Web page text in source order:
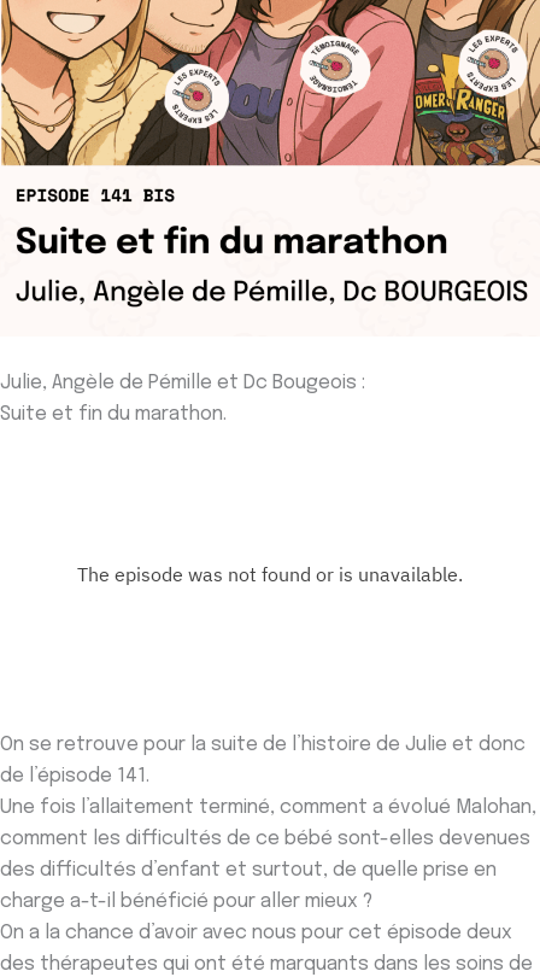
Julie, Angèle de Pémille et Dc Bougeois :
Suite et fin du marathon.
On se retrouve pour la suite de l’histoire de Julie et donc
de l’épisode 141.
Une fois l’allaitement terminé, comment a évolué Malohan,
comment les difficultés de ce bébé sont-elles devenues
des difficultés d’enfant et surtout, de quelle prise en
charge a-t-il bénéficié pour aller mieux ?
On a la chance d’avoir avec nous pour cet épisode deux
des thérapeutes qui ont été marquants dans les soins de